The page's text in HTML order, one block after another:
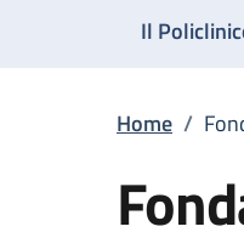
Il
Home /